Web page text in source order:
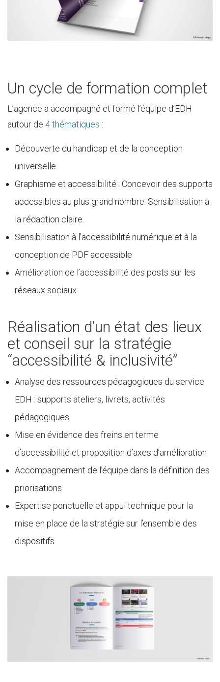
Un cycle de formation complet
L’agence a accompagné et formé l’équipe d’EDH
autour de 4 thématiques :
Découverte du handicap et de la conception
universelle
Graphisme et accessibilité : Concevoir des supports
accessibles au plus grand nombre. Sensibilisation à
la rédaction claire.
Sensibilisation à l’accessibilité numérique et à la
conception de PDF accessible
Amélioration de l’accessibilité des posts sur les
réseaux sociaux
Réalisation d’un état des lieux
et conseil sur la stratégie
“accessibilité & inclusivité”
Analyse des ressources pédagogiques du service
EDH : supports ateliers, livrets, activités
pédagogiques
Mise en évidence des freins en terme
d’accessibilité et proposition d’axes d’amélioration
Accompagnement de l’équipe dans la définition des
priorisations
Expertise ponctuelle et appui technique pour la
mise en place de la stratégie sur l’ensemble des
dispositifs